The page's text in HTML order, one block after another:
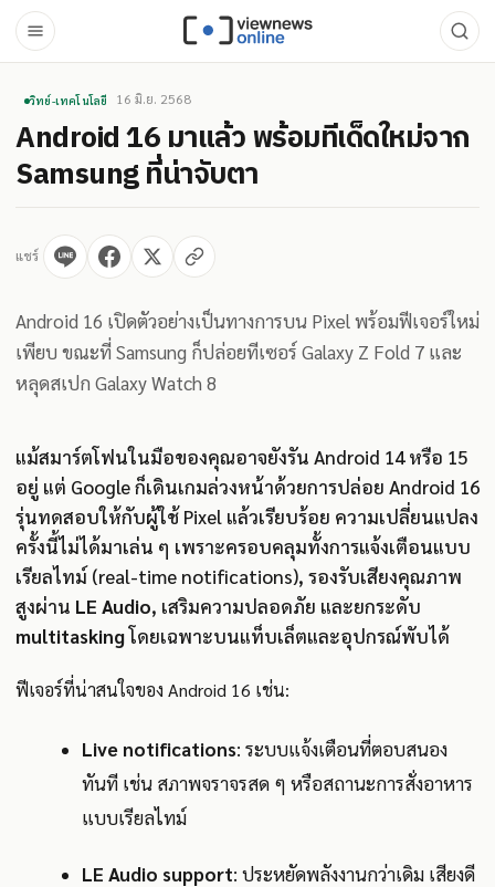
วิทย์-เทคโนโลยี 16 มิ.ย. 2568
Android 16 มาแล้ว พร้อมทีเด็ดใหม่จาก
Samsung ที่น่าจับตา
แชร์
Android 16 เปิดตัวอย่างเป็นทางการบน Pixel พร้อมฟีเจอร์ใหม่
เพียบ ขณะที่ Samsung ก็ปล่อยทีเซอร์ Galaxy Z Fold 7 และ
หลุดสเปก Galaxy Watch 8
แม้สมาร์ตโฟนในมือของคุณอาจยังรัน Android 14 หรือ 15
อยู่ แต่ Google ก็เดินเกมล่วงหน้าด้วยการปล่อย Android 16
รุ่นทดสอบให้กับผู้ใช้ Pixel แล้วเรียบร้อย ความเปลี่ยนแปลง
ครั้งนี้ไม่ได้มาเล่น ๆ เพราะครอบคลุมทั้งการแจ้งเตือนแบบ
เรียลไทม์ (real-time notifications), รองรับเสียงคุณภาพ
สูงผ่าน LE Audio, เสริมความปลอดภัย และยกระดับ
multitaskingโดยเฉพาะบนแท็บเล็ตและอุปกรณ์พับได้
ฟีเจอร์ที่น่าสนใจของ Android 16 เช่น:
Live notifications: ระบบแจ้งเตือนที่ตอบสนอง
ทันที เช่น สภาพจราจรสด ๆ หรือสถานะการสั่งอาหาร
แบบเรียลไทม์
LE Audio support: ประหยัดพลังงานกว่าเดิม เสียงดี